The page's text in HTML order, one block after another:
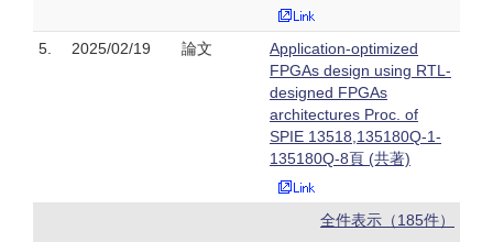
5. 2025/02/19 論文
Application-optimized
FPGAs design using RTL-
designed FPGAs
architectures Proc. of
SPIE 13518,135180Q-1-
135180Q-8頁 (共著)
全件表示（185件）